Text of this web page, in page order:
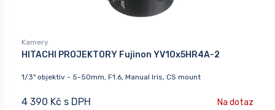
Kamery
HITACHI PROJEKTORY Fujinon YV10x5HR4A-2
1/3" objektiv - 5-50mm, F1.6, Manual Iris, CS mount
4 390 Kč s DPH Na dotaz